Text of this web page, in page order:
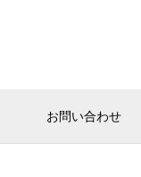
お問い合わせ